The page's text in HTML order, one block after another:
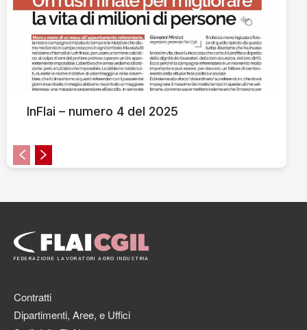
InFlai – numero 4 del 2025
FEDERAZIONE LAVORATORI AGRO INDUSTRIA
Contratti
Dipartimenti, Aree, e Uffici